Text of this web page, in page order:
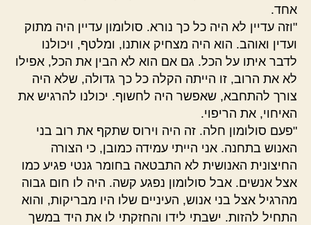
אחד.
"וזה עדיין לא היה כל כך נורא. סולומון עדיין היה מתוק
ועדין ואוהב. הוא היה מצחיק אותנו, ומלטף, ויכולנו
לדבר איתו על הכל. גם אם הוא לא הבין את הכל, אפילו
לא את הרוב, זו הייתה הקלה כל כך גדולה, שלא היה
צורך להתחבא, שאפשר היה לחשוף. יכולנו להרגיש את
האיחוי, את הריפוי.
"פעם סולומון חלה. זה היה וירוס שתקף את רוב בני
האנוש בתחנה. אני הייתי עמידה כמובן, כי הצורה
החיצונית האנושית לא התבטאה בחומר גנטי פגיע כמו
אצל אנשים. אבל סולומון נפגע קשה. היה לו חום גבוה
מהרגיל אצל בני אנוש, העיניים שלו היו מבריקות, והוא
התחיל להזות. ישבתי לידו והחזקתי לו את היד במשך